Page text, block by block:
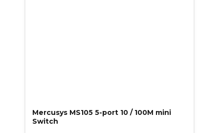
Mercusys MS105 5-port 10 / 100M mini
Switch